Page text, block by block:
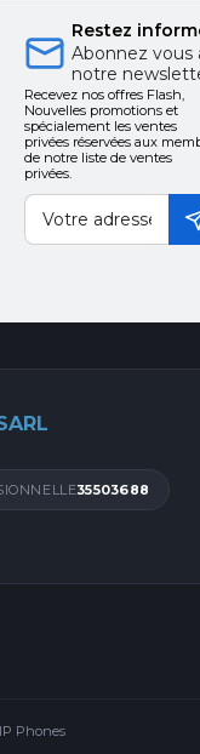
de
et
de lancer
est
à
Restez
Abonnez vous
notre
Recevez nos offres Flash,
Nouvelles promotions et
spécialement les ventes
privées réservées aux
de notre liste de ventes
privées.
35503688
Phones